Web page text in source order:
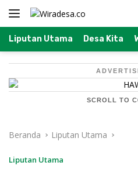
Langsung
Liputan Utama Desa Kita
SCROLL TO
Beranda Liputan Utama
Liputan Utama